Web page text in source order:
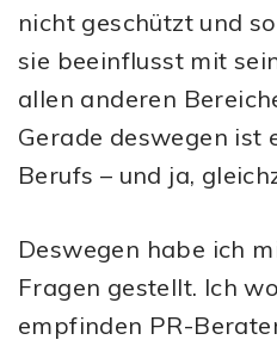
nicht geschützt und
sie beeinflusst mit
allen anderen
Gerade deswegen ist
Berufs – und ja,
Deswegen habe ich
Fragen gestellt. Ich
empfinden PR-